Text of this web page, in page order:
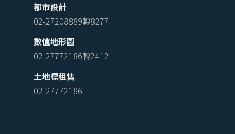
都市設計
02-27208889轉8277
數值地形圖
02-27772186轉2412
土地標租售
02-27772186